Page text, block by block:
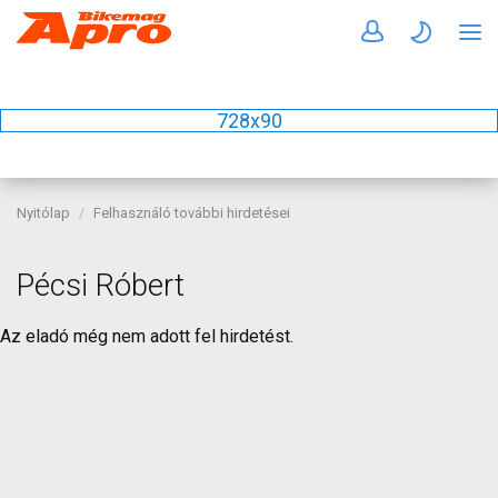
728x90
Nyitólap Felhasználó további hirdetései
Pécsi Róbert
Az eladó még nem adott fel hirdetést.